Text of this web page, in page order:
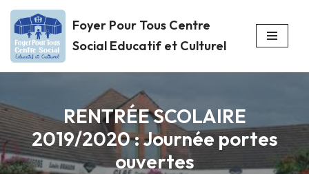
Aller
au
contenu
Foyer Pour Tous Centre
Social Educatif et Culturel
RENTRÉE SCOLAIRE
2019/2020 : Journée portes
ouvertes